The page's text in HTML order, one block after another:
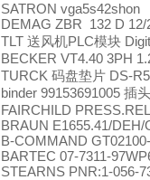
SATRON vga5s42shon
DEMAG ZBR 132 D 12/
TLT 送风机PLC模块
BECKER VT4.40 3PH
TURCK 码盘垫片 DS-
binder 99153691005 插头
FAIRCHILD
BRAUN E1655.41/DEH/
B-COMMAND
BARTEC 07-7311-
STEARNS PNR:1-056-